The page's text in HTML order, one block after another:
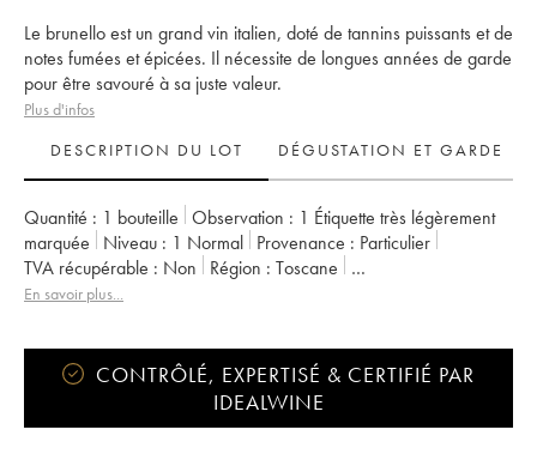
Le brunello est un grand vin italien, doté de tannins puissants et de
notes fumées et épicées. Il nécessite de longues années de garde
pour être savouré à sa juste valeur.
Plus d'infos
DESCRIPTION DU LOT
DÉGUSTATION ET GARDE
Quantité : 1 bouteille Observation : 1 Étiquette très légèrement
marquée
Niveau : 1 Normal Provenance : particulier
TVA récupérable :
non Région : Toscane
Appellation :
En savoir plus...
CONTRÔLÉ, EXPERTISÉ & CERTIFIÉ PAR
IDEALWINE